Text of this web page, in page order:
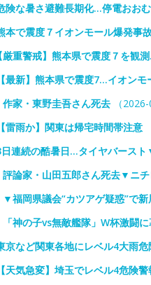
な暑さ避難長期化…停電おお
で震度７イオンモール爆発事
重警戒】熊本県で震度７を観
新】熊本県で震度7…イオンモ
家・東野圭吾さん死去 （2026-
雨か】関東は帰宅時間帯注意
連続の酷暑日…タイヤバース
論家・山田五郎さん死去▼ニチ
岡県議会“カツアゲ疑惑”で
神の子vs無敵艦隊」W杯激闘に
など関東各地にレベル4大雨
気急変】埼玉でレベル4危険